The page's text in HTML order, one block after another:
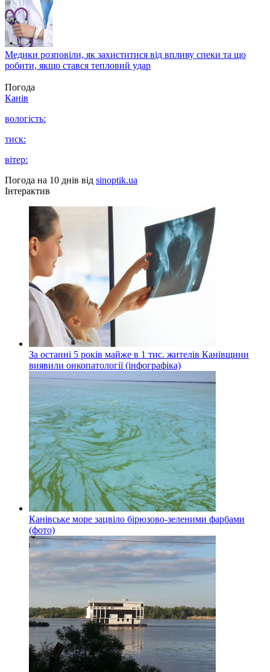
Медики розповіли, як захиститися від впливу спеки та що
робити, якщо стався тепловий удар
Погода
Канів
вологість:
тиск:
вітер:
Погода на 10 днів від sinoptik.ua
Інтерактив
За останні 5 років майже в 1 тис. жителів Канівщини
виявили онкопатології (інфографіка)
Канівське море зацвіло бірюзово-зеленими фарбами
(фото)